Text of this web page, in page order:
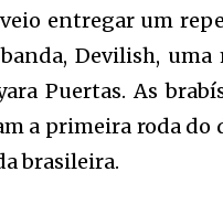
entregar um
Devilish, uma
Puertas. As
a primeira roda do
brasileira.